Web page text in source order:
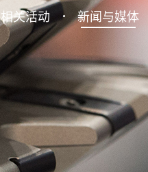
相关活动 新闻与媒体